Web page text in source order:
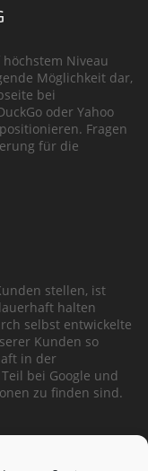
Niveau
Möglichkeit dar,
bei
oder Yahoo
Fragen
für die
stellen, ist
halten
selbst entwickelte
Kunden so
in der
bei Google und
zu finden sind.